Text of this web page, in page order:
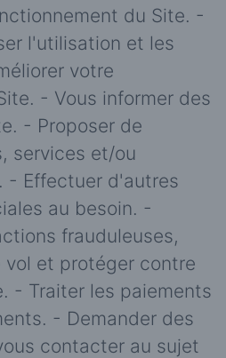
du Site. -
l'utilisation et les
votre
- Vous informer des
- Proposer de
services et/ou
- Effectuer d'autres
au besoin. -
frauduleuses,
vol et protéger contre
- Traiter les paiements
- Demander des
contacter au sujet